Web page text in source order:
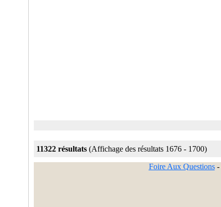
11322 résultats (Affichage des résultats 1676 - 1700)
Foire Aux Questions-